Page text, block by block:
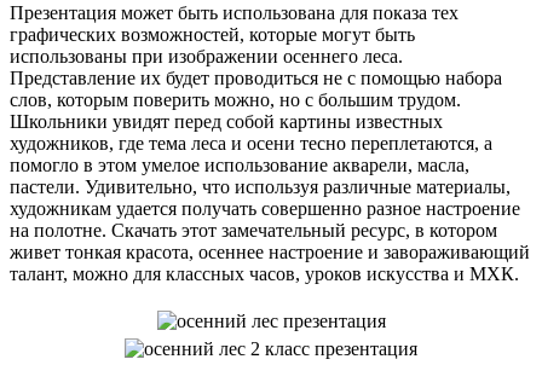
Презентация может быть использована для показа тех
графических возможностей, которые могут быть
использованы при изображении осеннего леса.
Представление их будет проводиться не с помощью набора
слов, которым поверить можно, но с большим трудом.
Школьники увидят перед собой картины известных
художников, где тема леса и осени тесно переплетаются, а
помогло в этом умелое использование акварели, масла,
пастели. Удивительно, что используя различные материалы,
художникам удается получать совершенно разное настроение
на полотне. Скачать этот замечательный ресурс, в котором
живет тонкая красота, осеннее настроение и завораживающий
талант, можно для классных часов, уроков искусства и МХК.